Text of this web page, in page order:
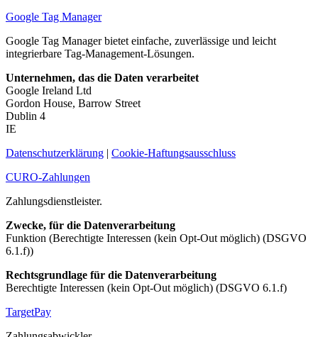
Google Tag Manager
Google Tag Manager bietet einfache, zuverlässige und leicht
integrierbare Tag-Management-Lösungen.
Unternehmen, das die Daten verarbeitet
Google Ireland Ltd
Gordon House, Barrow Street
Dublin 4
IE
Datenschutzerklärung | Cookie-Haftungsausschluss
CURO-Zahlungen
Zahlungsdienstleister.
Zwecke, für die Datenverarbeitung
Funktion (Berechtigte Interessen (kein Opt-Out möglich) (DSGVO
6.1.f))
Rechtsgrundlage für die Datenverarbeitung
Berechtigte Interessen (kein Opt-Out möglich) (DSGVO 6.1.f)
TargetPay